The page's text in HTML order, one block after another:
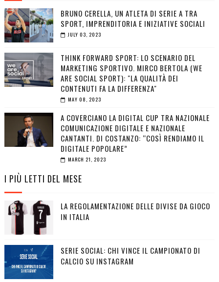
BRUNO CERELLA, UN ATLETA DI SERIE A TRA
SPORT, IMPRENDITORIA E INIZIATIVE SOCIALI
JULY 03, 2023
THINK FORWARD SPORT: LO SCENARIO DEL
MARKETING SPORTIVO. MIRCO BERTOLA (WE
ARE SOCIAL SPORT): "LA QUALITÀ DEI
CONTENUTI FA LA DIFFERENZA"
MAY 08, 2023
A COVERCIANO LA DIGITAL CUP TRA NAZIONALE
COMUNICAZIONE DIGITALE E NAZIONALE
CANTANTI. DI COSTANZO: “COSÌ RENDIAMO IL
DIGITALE POPOLARE”
MARCH 21, 2023
I PIÙ LETTI DEL MESE
LA REGOLAMENTAZIONE DELLE DIVISE DA GIOCO
IN ITALIA
SERIE SOCIAL: CHI VINCE IL CAMPIONATO DI
CALCIO SU INSTAGRAM